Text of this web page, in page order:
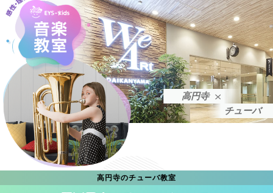
高円寺
チューバ
高円寺のチューバ教室